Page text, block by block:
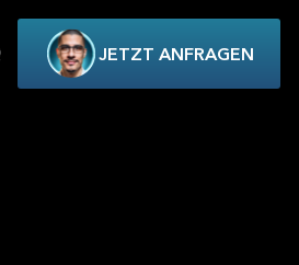
JETZT ANFRAGEN